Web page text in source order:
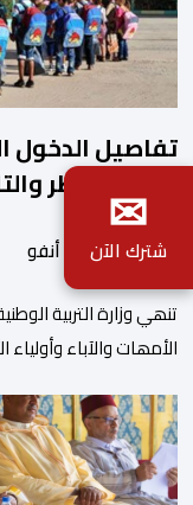
التحاق الأطر
بواسطة أحداث. أنفو
تنھي وزارة التربیة
الأمھات والآباء وأولیاء
2027 سیتم في
الدراسیة. وأوضحت
✉
شترك الآن